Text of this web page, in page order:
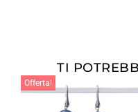
TI
Offerta!